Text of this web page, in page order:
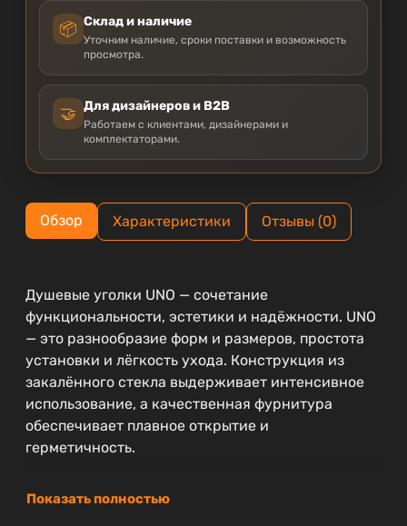
📦 Склад и наличие
Уточним наличие, сроки поставки и возможность
просмотра.
🤝 Для дизайнеров и B2B
Работаем с клиентами, дизайнерами и
комплектаторами.
Обзор Характеристики Отзывы (0)
Душевые уголки UNO — сочетание
функциональности, эстетики и надёжности. UNO
— это разнообразие форм и размеров, простота
установки и лёгкость ухода. Конструкция из
закалённого стекла выдерживает интенсивное
использование, а качественная фурнитура
обеспечивает плавное открытие и
герметичность.
Показать полностью